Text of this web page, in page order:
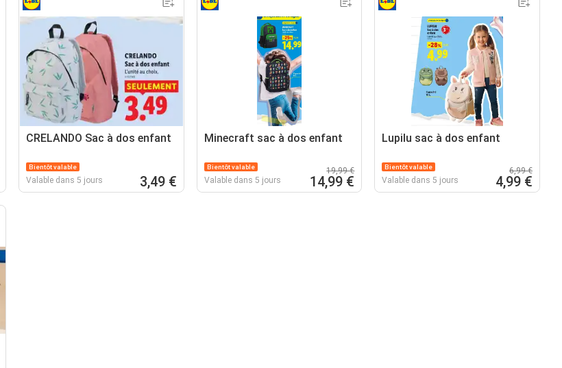
CRELANDO Sac à dos enfant
Bientôt valable
Valable dans 5 jours 3,49 €
Minecraft sac à dos enfant
Bientôt valable
Valable dans 5 jours
19,99 €
14,99 €
Lupilu sac à dos enfant
Bientôt valable
Valable dans 5 jours
6,99 €
4,99 €